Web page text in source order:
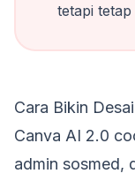
tetapi tetap
Cara Bikin
Canva AI 2.0
admin sosmed,